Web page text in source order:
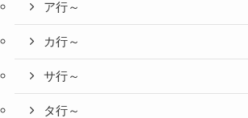
ア行～
カ行～
サ行～
タ行～